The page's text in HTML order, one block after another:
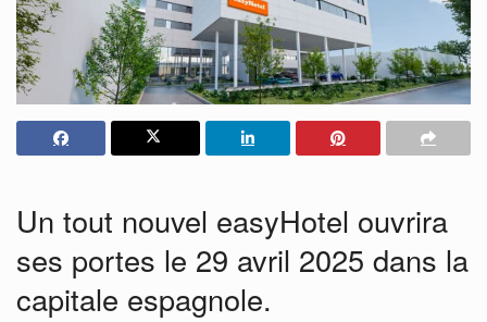
Un tout nouvel easyHotel ouvrira
ses portes le 29 avril 2025 dans la
capitale espagnole.